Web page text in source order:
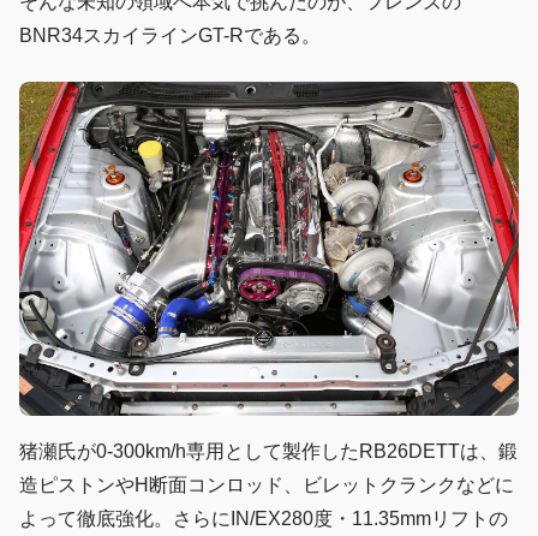
BNR34スカイラインGT-Rである。
猪瀬氏が0-300km/h専用として製作したRB26DETTは、鍛
造ピストンやH断面コンロッド、ビレットクランクなどに
よって徹底強化。さらにIN/EX280度・11.35mmリフトの